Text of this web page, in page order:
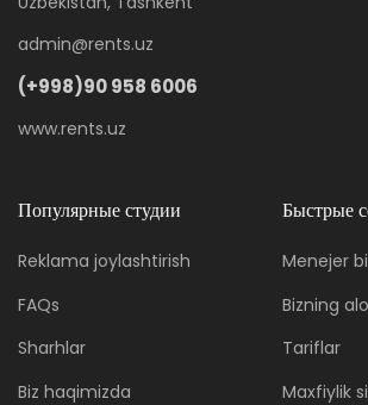
admin@rents.uz
(+998)90 958 6006
www.rents.uz
Популярные студии
Reklama joylashtirish
FAQs
Sharhlar
Biz haqimizda
Быстрые
Menejer
Bizning
Tariflar
Maxfiylik